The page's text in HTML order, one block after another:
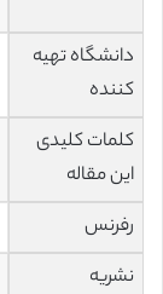
دانشگاه تهیه
کننده
کلمات کلیدی
این مقاله
رفرنس
نشریه